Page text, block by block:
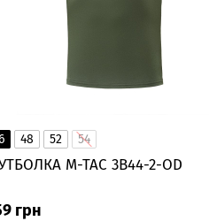
48 52 54
M-TAC 3B44-2-OD
грн